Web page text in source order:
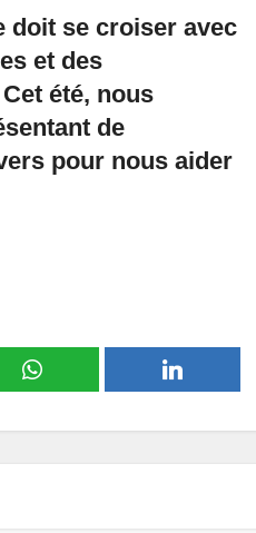
doit se croiser avec
et des
été, nous
de
pour nous aider